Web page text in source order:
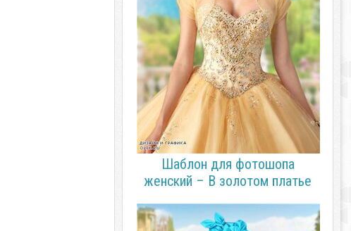
Шаблон для фотошопа
женский – В золотом платье